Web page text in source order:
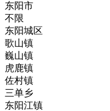
东阳市
不限
东阳城区
歌山镇
巍山镇
虎鹿镇
佐村镇
三单乡
东阳江镇